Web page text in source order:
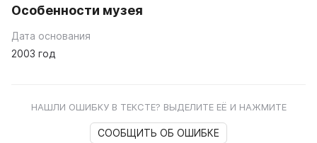
Особенности музея
Дата основания
2003 год
НАШЛИ ОШИБКУ В ТЕКСТЕ? ВЫДЕЛИТЕ ЕЁ И НАЖМИТЕ
СООБЩИТЬ ОБ ОШИБКЕ